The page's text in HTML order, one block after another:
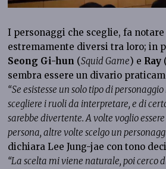
I personaggi che sceglie, fa
estremamente diversi tra loro; in
Seong Gi-hun (Squid Game) e Ray
sembra essere un divario
“Se esistesse un solo tipo di
scegliere i ruoli da interpretare, e di
sarebbe divertente. A volte voglio
persona, altre volte scelgo un
dichiara Lee Jung-jae con tono
“La scelta mi viene naturale, poi cerco